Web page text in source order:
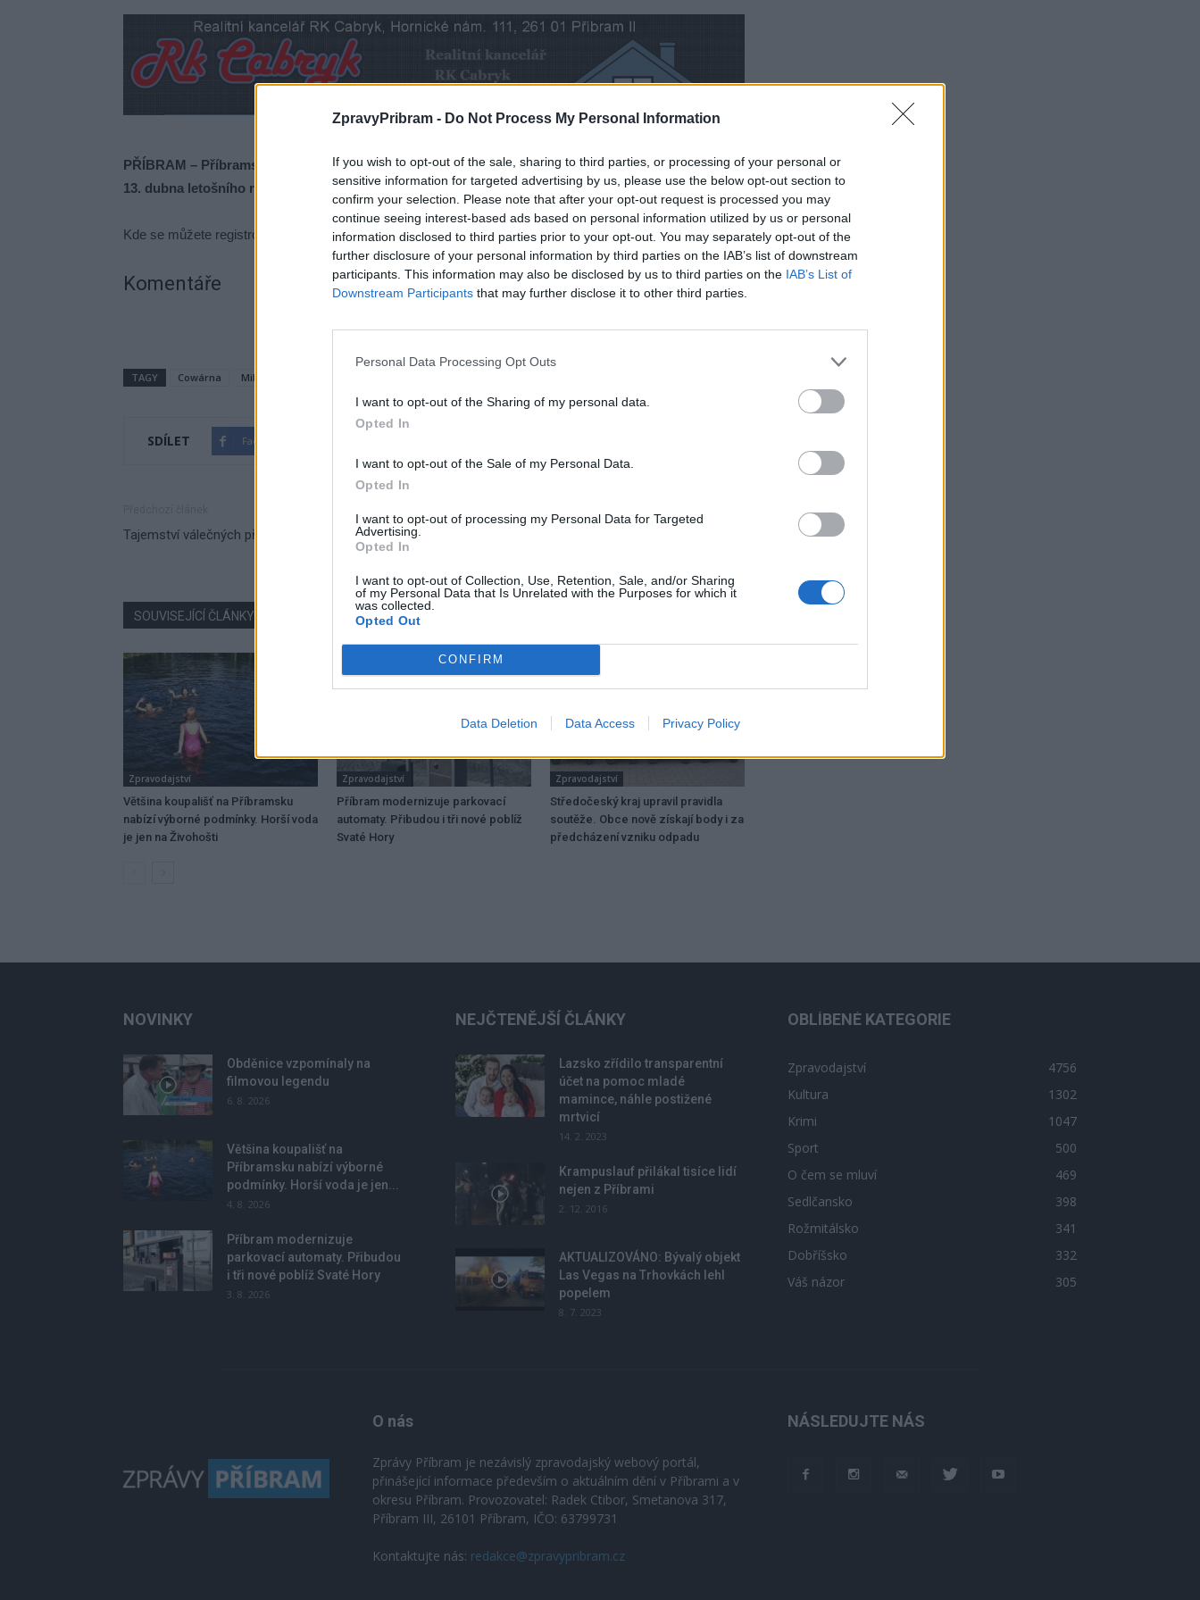
ZpravyPribram - Do Not Process My Personal Information
If you wish to opt-out of the sale, sharing to third parties, or processing of your personal or
sensitive information for targeted advertising by us, please use the below opt-out section to
confirm your selection. Please note that after your opt-out request is processed you may
continue seeing interest-based ads based on personal information utilized by us or personal
information disclosed to third parties prior to your opt-out. You may separately opt-out of the
further disclosure of your personal information by third parties on the IAB’s list of downstream
participants. This information may also be disclosed by us to third parties on the IAB’s List of
Downstream Participants that may further disclose it to other third parties.
Personal Data Processing Opt Outs
I want to opt-out of the Sharing of my personal data.
Opted In
I want to opt-out of the Sale of my Personal Data.
Opted In
I want to opt-out of processing my Personal Data for Targeted
Advertising.
Opted In
I want to opt-out of Collection, Use, Retention, Sale, and/or Sharing
of my Personal Data that Is Unrelated with the Purposes for which it
was collected.
Opted Out
CONFIRM
Data Deletion Data Access Privacy Policy
PŘÍBRAM – Příbramská Cowárna připravuje další ročník akce Route 66, která se uskuteční v sobotu
13. dubna letošního roku.
Kde se můžete registrovat a jak pokračují přípravy, se dozvíte v reportáži.
Komentáře
TAGY Cowárna Milínská ulice
SDÍLET Facebook
Tajemství válečných předků odhalíte v knihovně
SOUVISEJÍCÍ ČLÁNKY VÍCE OD AUTORA
Zpravodajství
Většina koupališť na Příbramsku
nabízí výborné podmínky. Horší voda
je jen na Živohošti
Zpravodajství
Příbram modernizuje parkovací
automaty. Přibudou i tři nové poblíž
Svaté Hory
Zpravodajství
Středočeský kraj upravil pravidla
soutěže. Obce nově získají body i za
předcházení vzniku odpadu
NOVINKY
Obděnice vzpomínaly na
filmovou legendu
6. 8. 2026
Většina koupališť na
Příbramsku nabízí výborné
podmínky. Horší voda je jen...
4. 8. 2026
Příbram modernizuje
parkovací automaty. Přibudou
i tři nové poblíž Svaté Hory
3. 8. 2026
NEJČTENĚJŠÍ ČLÁNKY
Lazsko zřídilo transparentní
účet na pomoc mladé
mamince, náhle postižené
mrtvicí
14. 2. 2023
Krampuslauf přilákal tisíce lidí
nejen z Příbrami
2. 12. 2016
AKTUALIZOVÁNO: Bývalý objekt
Las Vegas na Trhovkách lehl
popelem
8. 7. 2023
OBLÍBENÉ KATEGORIE
Zpravodajství
4756
Kultura
1302
Krimi
1047
Sport
500
O čem se mluví
469
Sedlčansko
398
Rožmitálsko
341
Dobříšsko
332
Váš názor
305
O nás
Zprávy Příbram je nezávislý zpravodajský webový portál,
přinášející informace především o aktuálním dění v Příbrami a v
okresu Příbram. Provozovatel: Radek Ctibor, Smetanova 317,
Příbram III, 26101 Příbram, IČO: 63799731
Kontaktujte nás: redakce@zpravypribram.cz
NÁSLEDUJTE NÁS